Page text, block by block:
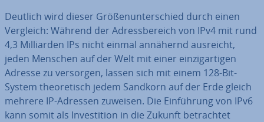
Deutlich wird dieser Grö­ßen­un­ter­schied durch einen
Vergleich: Während der Adress­be­reich von IPv4 mit rund
4,3 Mil­li­ar­den IPs nicht einmal annähernd ausreicht,
jeden Menschen auf der Welt mit einer ein­zig­ar­ti­gen
Adresse zu versorgen, lassen sich mit einem 128-Bit-
System theo­re­tisch jedem Sandkorn auf der Erde gleich
mehrere IP-Adressen zuweisen. Die Ein­füh­rung von IPv6
kann somit als In­ves­ti­ti­on in die Zukunft be­trach­tet